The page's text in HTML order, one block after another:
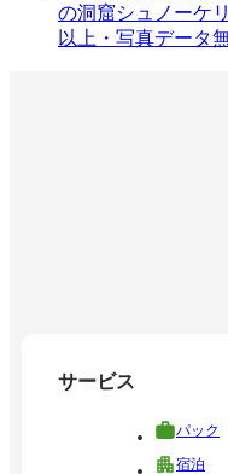
の洞窟シュノーケ
以上・写真データ無
サービス
パック
宿泊